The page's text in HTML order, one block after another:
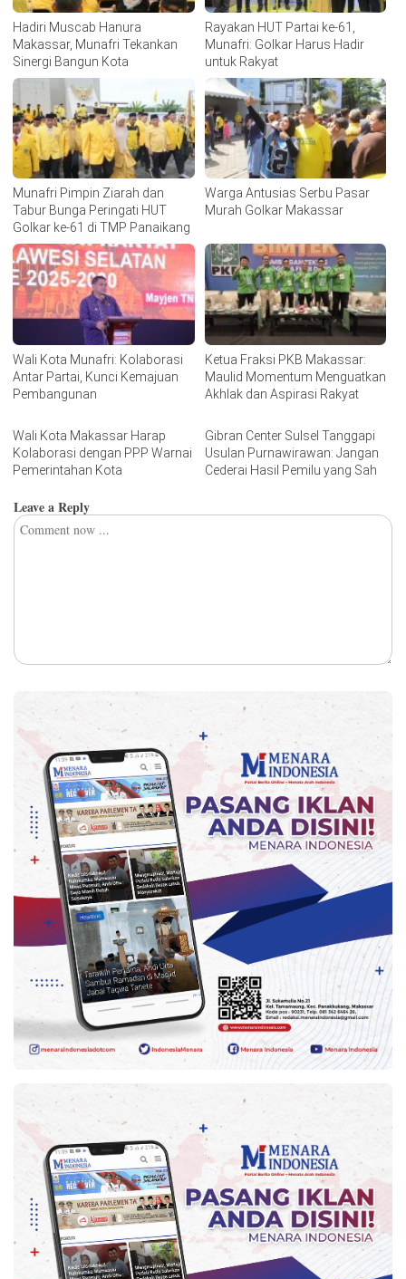
Hadiri Muscab Hanura
Makassar, Munafri Tekankan
Sinergi Bangun Kota
Rayakan HUT Partai ke-61,
Munafri: Golkar Harus Hadir
untuk Rakyat
Munafri Pimpin Ziarah dan
Tabur Bunga Peringati HUT
Golkar ke-61 di TMP Panaikang
Warga Antusias Serbu Pasar
Murah Golkar Makassar
Wali Kota Munafri: Kolaborasi
Antar Partai, Kunci Kemajuan
Pembangunan
Ketua Fraksi PKB Makassar:
Maulid Momentum Menguatkan
Akhlak dan Aspirasi Rakyat
Wali Kota Makassar Harap
Kolaborasi dengan PPP Warnai
Pemerintahan Kota
Gibran Center Sulsel Tanggapi
Usulan Purnawirawan: Jangan
Cederai Hasil Pemilu yang Sah
Leave a Reply